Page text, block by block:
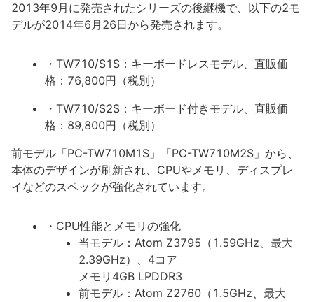
2013年9月に発売されたシリーズの後継機で、以下の2モ
デルが2014年6月26日から発売されます。
・TW710/S1S：キーボードレスモデル、直販価
格：76,800円（税別）
・TW710/S2S：キーボード付きモデル、直販価
格：89,800円（税別）
前モデル「PC-TW710M1S」「PC-TW710M2S」から、
本体のデザインが刷新され、CPUやメモリ、ディスプレ
イなどのスペックが強化されています。
・CPU性能とメモリの強化
当モデル：Atom Z3795（1.59GHz、最大
2.39GHz）、4コア
メモリ4GB LPDDR3
前モデル：Atom Z2760（1.5GHz、最大